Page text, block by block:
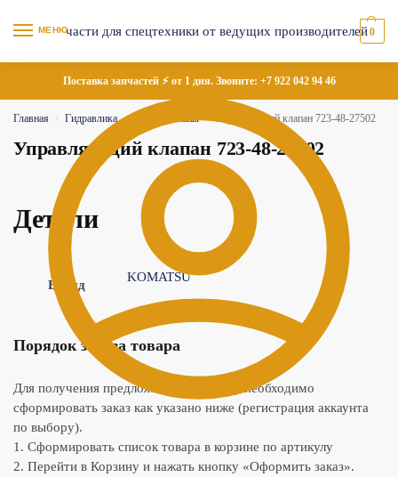
МЕНЮ 0
Поставка запчастей ⚡ от 1 дня. Звоните: +7 922 042 94 46
Главная / Гидравлика / Гидроклапаны Управляющий клапан 723-48-27502
Управляющий клапан 723-48-27502
Детали
Бренд
KOMATSU
Порядок заказа товара
Для получения предложения по товару необходимо
сформировать заказ как указано ниже (регистрация аккаунта
по выбору).
1. Сформировать список товара в корзине по артикулу
2. Перейти в Корзину и нажать кнопку «Оформить заказ».